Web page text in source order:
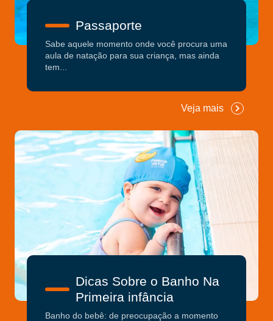
Passaporte
Sabe aquele momento onde você procura uma
aula de natação para sua criança, mas ainda
tem...
Veja mais
Dicas Sobre o Banho Na
Primeira infância
Banho do bebê: de preocupação a momento